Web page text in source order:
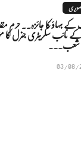
بہاؤ کا جائزہ.. حرم
نائب سکریٹری جنرل کا
شعب...
03/08/